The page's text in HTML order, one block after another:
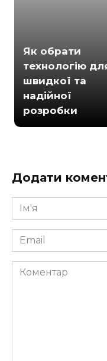
Як обрати
технологію
швидкої та
надійної
розробки
Додати
Ім'я
*
Email
*
Коментар